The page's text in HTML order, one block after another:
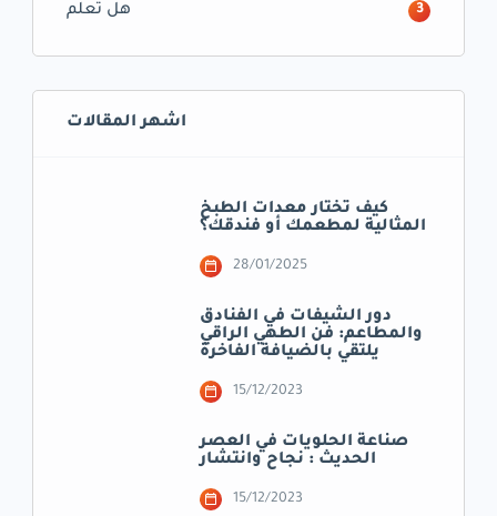
هل تعلم 3
اشهر المقالات
كيف تختار معدات الطبخ
المثالية لمطعمك أو فندقك؟
28/01/2025
دور الشيفات في الفنادق
والمطاعم: فن الطهي الراقي
يلتقي بالضيافة الفاخرة
15/12/2023
صناعة الحلويات في العصر
الحديث : نجاح وانتشار
15/12/2023